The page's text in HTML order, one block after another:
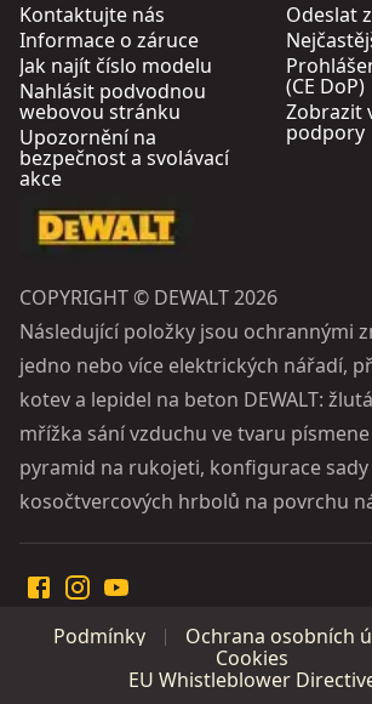
Kontaktujte nás
Informace o záruce
Jak najít číslo modelu
Nahlásit podvodnou
webovou stránku
Upozornění na
bezpečnost a svolávací
akce
Odeslat
(CE DoP)
Zobrazit
podpory
COPYRIGHT © DEWALT 2026
Následující položky jsou ochrannými
jedno nebo více elektrických nářadí,
kotev a lepidel na beton DEWALT:
mřížka sání vzduchu ve tvaru
pyramid na rukojeti, konfigurace sady
kosočtvercových hrbolů na povrchu
Podmínky
Ochrana osobních
Cookies
EU Whistleblower